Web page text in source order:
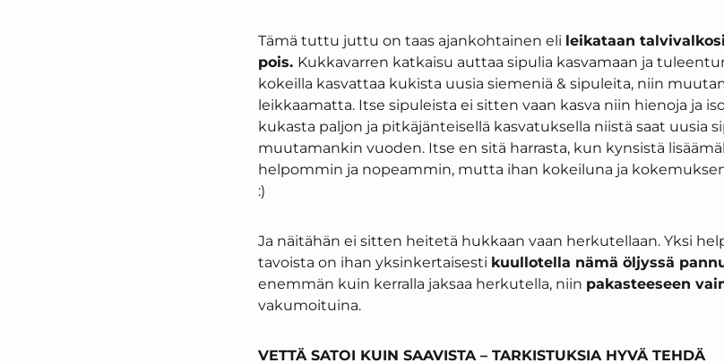
Tämä tuttu juttu on taas ajankohtainen eli leikataan
pois. Kukkavarren katkaisu auttaa sipulia kasvamaan ja
kokeilla kasvattaa kukista uusia siemeniä & sipuleita, niin
leikkaamatta. Itse sipuleista ei sitten vaan kasva niin hienoja ja
kukasta paljon ja pitkäjänteisellä kasvatuksella niistä saat uusia
muutamankin vuoden. Itse en sitä harrasta, kun kynsistä
helpommin ja nopeammin, mutta ihan kokeiluna ja
:)
Ja näitähän ei sitten heitetä hukkaan vaan herkutellaan. Yksi
tavoista on ihan yksinkertaisesti kuullotella nämä öljyssä
enemmän kuin kerralla jaksaa herkutella, niin pakasteeseen
vakumoituina.
VETTÄ SATOI KUIN SAAVISTA – TARKISTUKSIA HYVÄ TEHDÄ